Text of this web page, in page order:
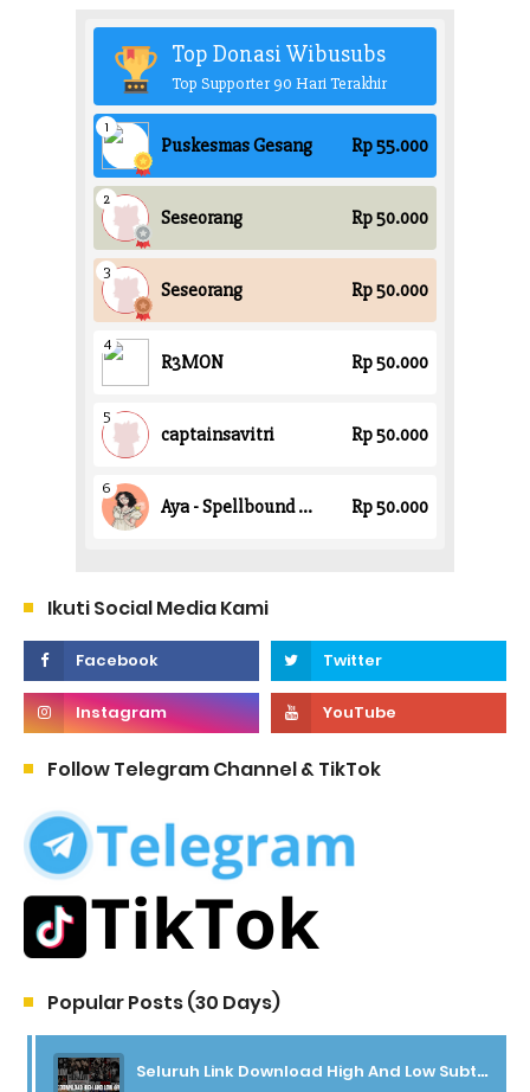
Ikuti Social Media Kami
Follow Telegram Channel & TikTok
Popular Posts (30 Days)
Seluruh Link Download High And Low Subtitle Indonesia